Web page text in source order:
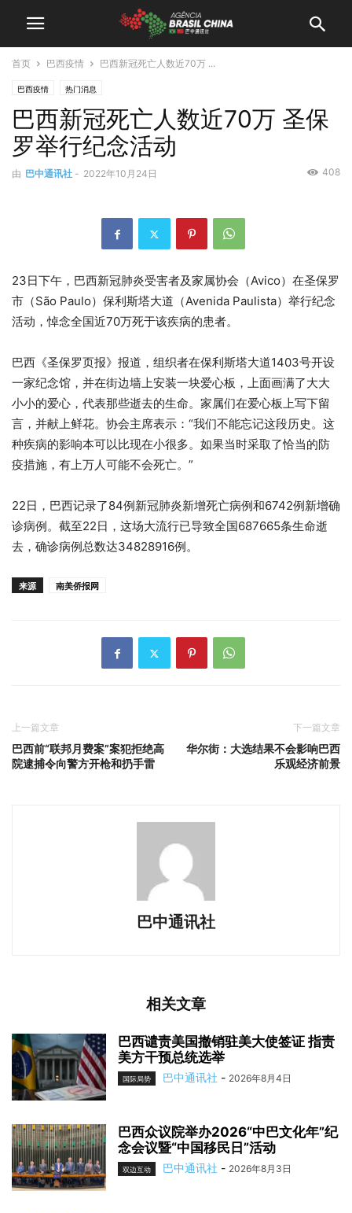
首页 巴西疫情 巴西新冠死亡人数近70万 ...
巴西疫情 热门消息
巴西新冠死亡人数近70万 圣保
罗举行纪念活动
由 巴中通讯社 - 2022年10月24日 408
23日下午，巴西新冠肺炎受害者及家属协会（Avico）在圣保罗
市（São Paulo）保利斯塔大道（Avenida Paulista）举行纪念
活动，悼念全国近70万死于该疾病的患者。
巴西《圣保罗页报》报道，组织者在保利斯塔大道1403号开设
一家纪念馆，并在街边墙上安装一块爱心板，上面画满了大大
小小的爱心，代表那些逝去的生命。家属们在爱心板上写下留
言，并献上鲜花。协会主席表示：“我们不能忘记这段历史。这
种疾病的影响本可以比现在小很多。如果当时采取了恰当的防
疫措施，有上万人可能不会死亡。”
22日，巴西记录了84例新冠肺炎新增死亡病例和6742例新增确
诊病例。截至22日，这场大流行已导致全国687665条生命逝
去，确诊病例总数达34828916例。
来源 南美侨报网
上一篇文章
巴西前“联邦月费案”案犯拒绝高
院逮捕令向警方开枪和扔手雷
下一篇文章
华尔街：大选结果不会影响巴西
乐观经济前景
巴中通讯社
相关文章
巴西谴责美国撤销驻美大使签证 指责
美方干预总统选举
国际局势 巴中通讯社 - 2026年8月4日
巴西众议院举办2026“中巴文化年”纪
念会议暨“中国移民日”活动
双边互动 巴中通讯社 - 2026年8月3日